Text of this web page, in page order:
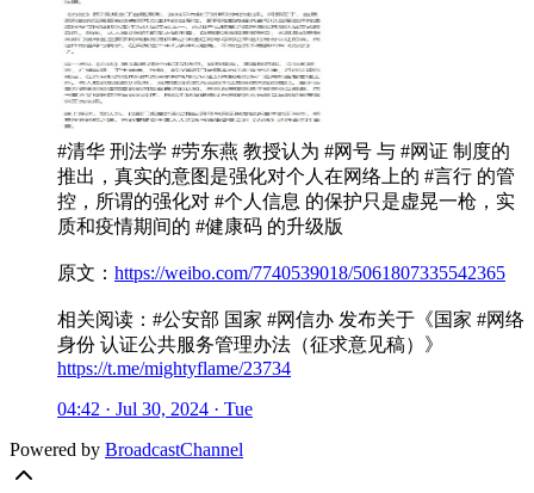
#清华 刑法学 #劳东燕 教授认为 #网号 与 #网证 制度的
推出，真实的意图是强化对个人在网络上的 #言行 的管
控，所谓的强化对 #个人信息 的保护只是虚晃一枪，实
质和疫情期间的 #健康码 的升级版
原文： https://weibo.com/7740539018/5061807335542365
相关阅读：#公安部 国家 #网信办 发布关于《国家 #网络
身份 认证公共服务管理办法（征求意见稿）》
https://t.me/mightyflame/23734
04:42 · Jul 30, 2024 · Tue
Powered by BroadcastChannel